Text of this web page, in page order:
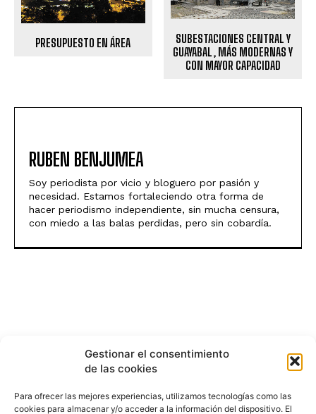
Gestionar el consentimiento
de las cookies
Para ofrecer las mejores experiencias, utilizamos tecnologías como las
cookies para almacenar y/o acceder a la información del dispositivo. El
PRESUPUESTO EN ÁREA
SUBESTACIONES CENTRAL Y
GUAYABAL, MÁS MODERNAS Y
CON MAYOR CAPACIDAD
RUBEN BENJUMEA
Soy periodista por vicio y bloguero por pasión y
necesidad. Estamos fortaleciendo otra forma de
hacer periodismo independiente, sin mucha censura,
con miedo a las balas perdidas, pero sin cobardía.